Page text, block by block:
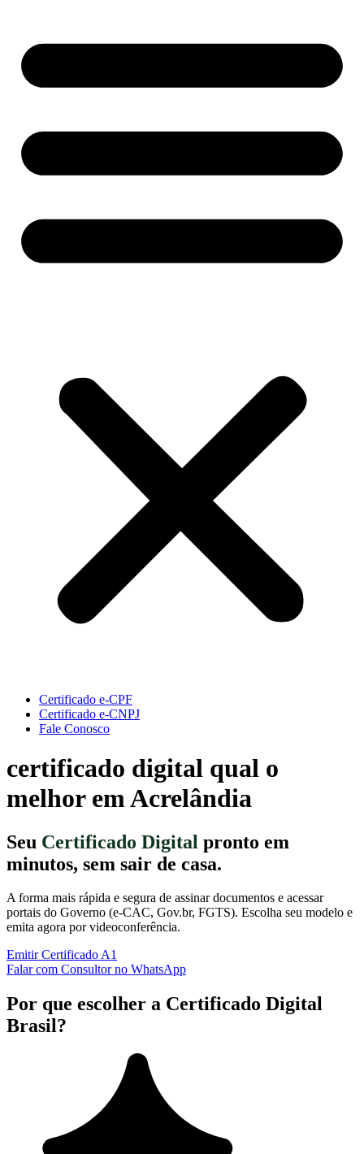
Certificado e-CPF
Certificado e-CNPJ
Fale Conosco
certificado digital qual o
melhor em Acrelândia
Seu Certificado Digital pronto em
minutos, sem sair de casa.
A forma mais rápida e segura de assinar documentos e acessar
portais do Governo (e-CAC, Gov.br, FGTS). Escolha seu modelo e
emita agora por videoconferência.
Emitir Certificado A1
Falar com Consultor no WhatsApp
Por que escolher a Certificado Digital
Brasil?